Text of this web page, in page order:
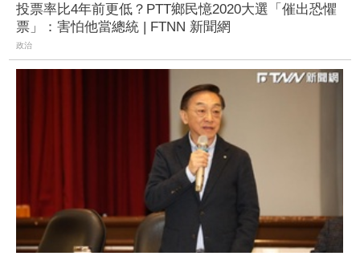
投票率比4年前更低？PTT鄉民憶2020大選「催出恐懼
票」：害怕他當總統 | FTNN 新聞網
政治